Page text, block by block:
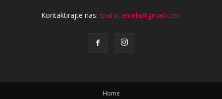
Kontaktirajte nas: spahic.amela@gmail.com
Home